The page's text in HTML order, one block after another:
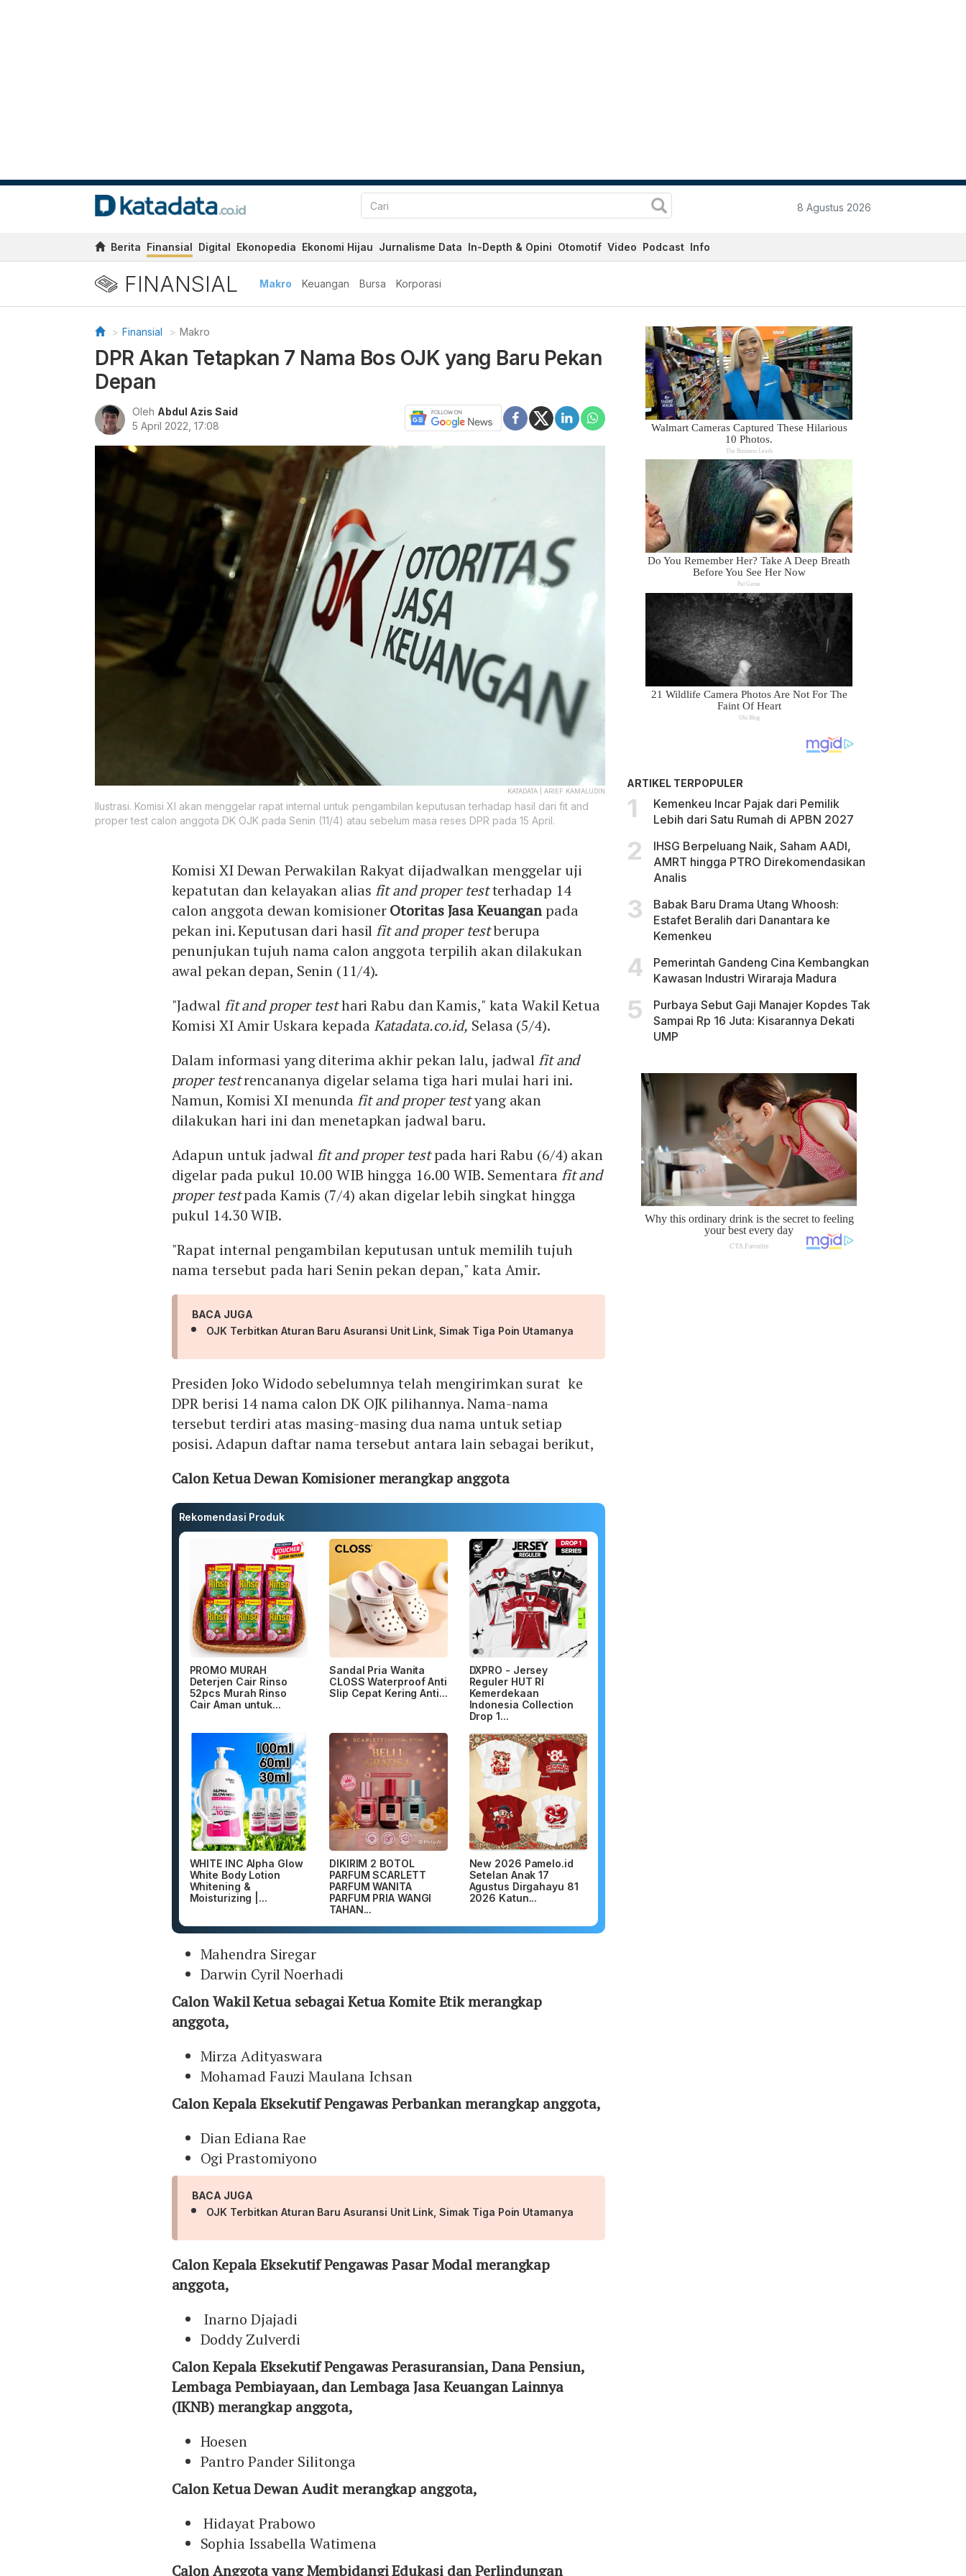
8 Agustus 2026
Berita Finansial Digital Ekonopedia Ekonomi Hijau Jurnalisme Data In-Depth & Opini Otomotif Video Podcast Info
FINANSIAL Makro Keuangan Bursa Korporasi
Finansial Makro
DPR Akan Tetapkan 7 Nama Bos OJK yang Baru Pekan
Depan
Oleh Abdul Azis Said
5 April 2022, 17:08
KATADATA | ARIEF KAMALUDIN
Ilustrasi. Komisi XI akan menggelar rapat internal untuk pengambilan keputusan terhadap hasil dari fit and
proper test calon anggota DK OJK pada Senin (11/4) atau sebelum masa reses DPR pada 15 April.
Komisi XI Dewan Perwakilan Rakyat dijadwalkan menggelar uji
kepatutan dan kelayakan alias fit and proper testterhadap 14
calon anggota dewan komisionerOtoritas Jasa Keuanganpada
pekan ini. Keputusan dari hasil fit and proper testberupa
penunjukan tujuh nama calon anggota terpilih akan dilakukan
awal pekan depan, Senin (11/4).
"Jadwal fit and proper testhari Rabu dan Kamis," kata Wakil Ketua
Komisi XI Amir Uskara kepadaKatadata.co.id, Selasa (5/4).
Dalam informasi yang diterima akhir pekan lalu, jadwal fit and
proper testrencananya digelar selama tiga hari mulai hari ini.
Namun, Komisi XI menunda fit and proper testyang akan
dilakukan hari ini dan menetapkan jadwal baru.
Adapun untuk jadwal fit and proper testpada hari Rabu (6/4) akan
digelar pada pukul 10.00 WIB hingga 16.00 WIB. Sementarafit and
proper testpada Kamis (7/4) akan digelar lebih singkat hingga
pukul 14.30 WIB.
"Rapat internal pengambilan keputusan untuk memilih tujuh
nama tersebut pada hari Senin pekan depan," kata Amir.
BACA JUGA
OJK Terbitkan Aturan Baru Asuransi Unit Link, Simak Tiga Poin Utamanya
Presiden Joko Widodo sebelumnya telah mengirimkan surat ke
DPR berisi 14 nama calon DK OJK pilihannya. Nama-nama
tersebut terdiri atas masing-masing dua nama untuk setiap
posisi. Adapun daftar nama tersebut antara lain sebagai berikut,
Calon Ketua Dewan Komisioner merangkap anggota
Rekomendasi Produk
PROMO MURAH
Deterjen Cair Rinso
52pcs Murah Rinso
Cair Aman untuk...
Sandal Pria Wanita
CLOSS Waterproof Anti
Slip Cepat Kering Anti...
DXPRO - Jersey
Reguler HUT RI
Kemerdekaan
Indonesia Collection
Drop 1...
WHITE INC Alpha Glow
White Body Lotion
Whitening &
Moisturizing |...
DIKIRIM 2 BOTOL
PARFUM SCARLETT
PARFUM WANITA
PARFUM PRIA WANGI
TAHAN...
New 2026 Pamelo.id
Setelan Anak 17
Agustus Dirgahayu 81
2026 Katun...
Mahendra Siregar
Darwin Cyril Noerhadi
Calon Wakil Ketua sebagai Ketua Komite Etik merangkap
anggota,
Mirza Adityaswara
Mohamad Fauzi Maulana Ichsan
Calon Kepala Eksekutif Pengawas Perbankan merangkap anggota,
Dian Ediana Rae
Ogi Prastomiyono
BACA JUGA
OJK Terbitkan Aturan Baru Asuransi Unit Link, Simak Tiga Poin Utamanya
Calon Kepala Eksekutif Pengawas Pasar Modal merangkap
anggota,
Inarno Djajadi
Doddy Zulverdi
Calon Kepala Eksekutif Pengawas Perasuransian, Dana Pensiun,
Lembaga Pembiayaan, dan Lembaga Jasa Keuangan Lainnya
(IKNB) merangkap anggota,
Hoesen
Pantro Pander Silitonga
Calon Ketua Dewan Audit merangkap anggota,
Hidayat Prabowo
Sophia Issabella Watimena
Calon Anggota yang Membidangi Edukasi dan Perlindungan
ARTIKEL TERPOPULER
Kemenkeu Incar Pajak dari Pemilik
Lebih dari Satu Rumah di APBN 2027
IHSG Berpeluang Naik, Saham AADI,
AMRT hingga PTRO Direkomendasikan
Analis
Babak Baru Drama Utang Whoosh:
Estafet Beralih dari Danantara ke
Kemenkeu
Pemerintah Gandeng Cina Kembangkan
Kawasan Industri Wiraraja Madura
Purbaya Sebut Gaji Manajer Kopdes Tak
Sampai Rp 16 Juta: Kisarannya Dekati
UMP